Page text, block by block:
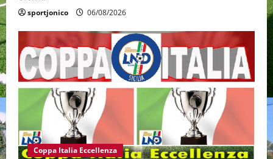
sportjonico 06/08/2026
Coppa Italia Eccellenza